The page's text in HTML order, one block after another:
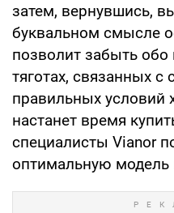
затем, вернувшись,
буквальном смысле
позволит забыть
тяготах, связанных
правильных условий
настанет время
специалисты Vianor
оптимальную модель